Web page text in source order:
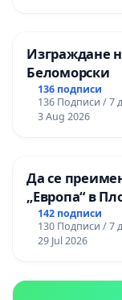
Изграждане
Беломорски
136 подписи
136 Подписи / 7
3 Aug 2026
Да се
„Европа“ в
142 подписи
130 Подписи / 7
29 Jul 2026